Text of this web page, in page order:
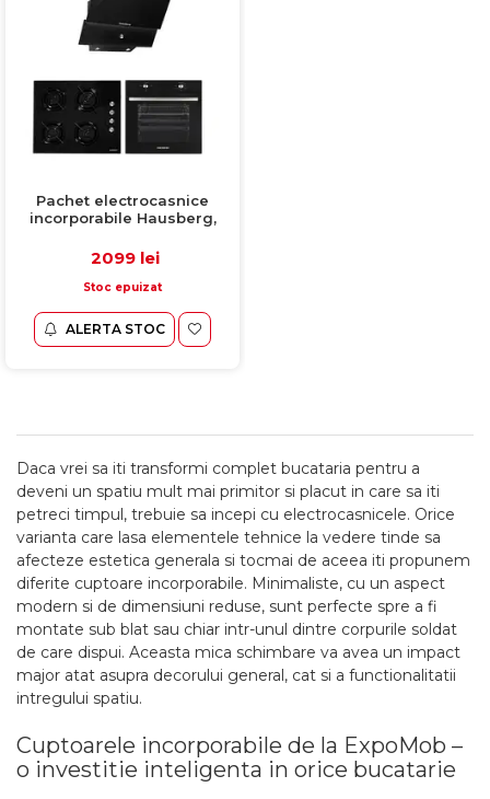
Pachet electrocasnice
incorporabile Hausberg,
Cuptor HB-8051NG + Plita
2099 lei
Stoc epuizat
ALERTA STOC
Daca vrei sa iti transformi complet bucataria pentru a
deveni un spatiu mult mai primitor si placut in care sa iti
petreci timpul, trebuie sa incepi cu electrocasnicele. Orice
varianta care lasa elementele tehnice la vedere tinde sa
afecteze estetica generala si tocmai de aceea iti propunem
diferite cuptoare incorporabile. Minimaliste, cu un aspect
modern si de dimensiuni reduse, sunt perfecte spre a fi
montate sub blat sau chiar intr-unul dintre corpurile soldat
de care dispui. Aceasta mica schimbare va avea un impact
major atat asupra decorului general, cat si a functionalitatii
intregului spatiu.
Cuptoarele incorporabile de la ExpoMob –
o investitie inteligenta in orice bucatarie